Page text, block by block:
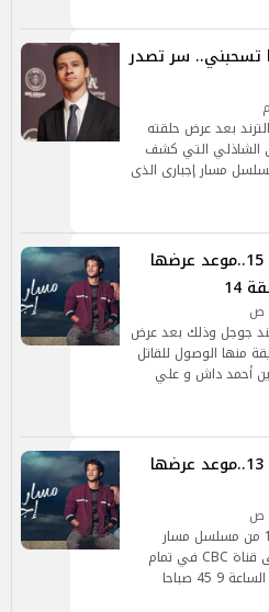
تسحبني.. سر تصدر
بعد عرض حلقته
الشاذلي التي كشف
مسار إجبارى الذى
مسلسل مسار إجباري الحلقة 15..موعد عرضها
14
جوجل وذلك بعد عرض
شيقة منها الوصول للقاتل
أحمد داش و علي
مسلسل مسار إجباري الحلقة 13..موعد عرضها
ينتظر الجمهور حاليا عرض الحلقة 13 من مسلسل مسار
إجباري ومن المقرر عرضها اليوم على قناة CBC في تمام
الساعة 6 05 مساء وتعاد في تمام الساعة 9 45 صباحا